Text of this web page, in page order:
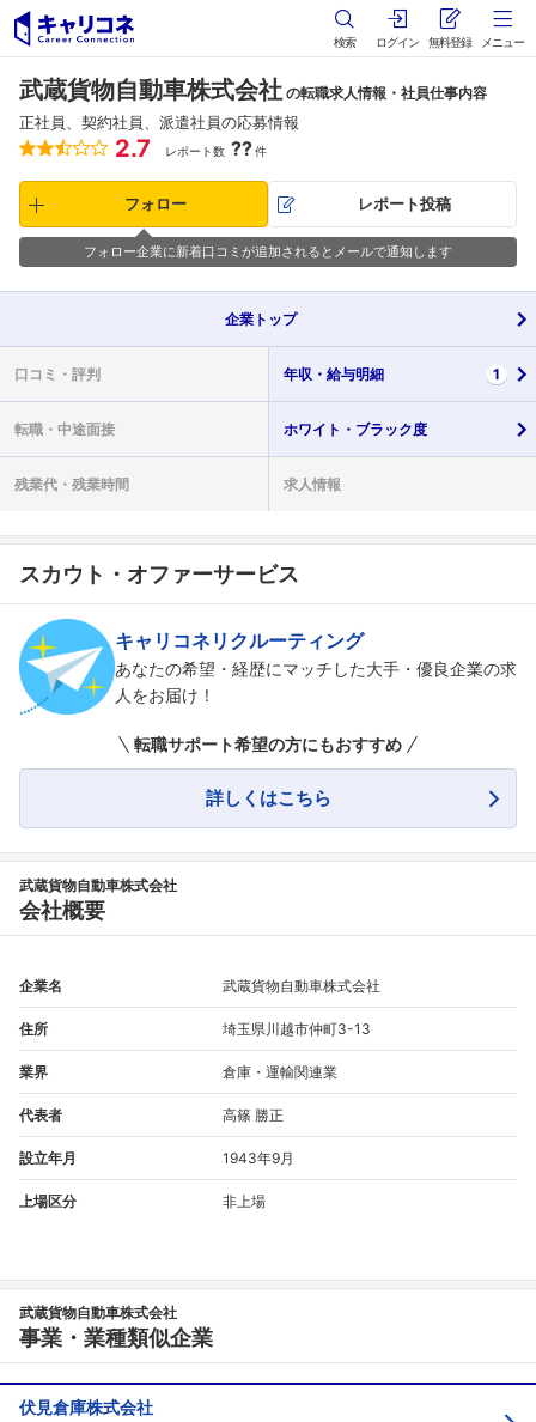
検索 ログイン 無料登録 メニュー
武蔵貨物自動車株式会社 の転職求人情報・社員仕事内容
正社員、契約社員、派遣社員の応募情報
2.7 レポート数 ??件
フォロー レポート投稿
フォロー企業に新着口コミが追加されるとメールで通知します
企業 トップ
口コミ・ 評判 年収・ 給与明細 1
転職・ 中途面接 ホワイト・ ブラック度
残業代・ 残業時間 求人情報
スカウト・オファーサービス
キャリコネリクルーティング
あなたの希望・経歴にマッチした大手・優良企業の求
人をお届け！
転職サポート希望の方にもおすすめ
詳しくはこちら
武蔵貨物自動車株式会社
会社概要
企業名 武蔵貨物自動車株式会社
住所 埼玉県川越市仲町3-13
業界 倉庫・運輸関連業
代表者 高篠 勝正
設立年月 1943年9月
上場区分 非上場
武蔵貨物自動車株式会社
事業・業種類似企業
伏見倉庫株式会社